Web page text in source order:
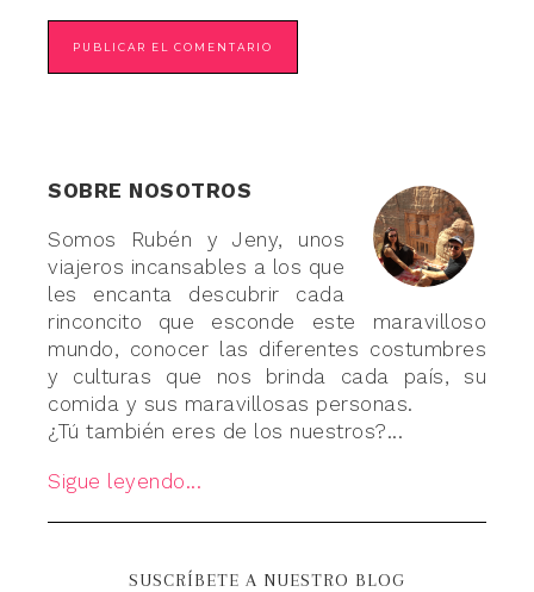
SOBRE NOSOTROS
Somos Rubén y Jeny, unos
viajeros incansables a los que
les encanta descubrir cada
rinconcito que esconde este maravilloso
mundo, conocer las diferentes costumbres
y culturas que nos brinda cada país, su
comida y sus maravillosas personas.
¿Tú también eres de los nuestros?...
Sigue leyendo...
SUSCRÍBETE A NUESTRO BLOG